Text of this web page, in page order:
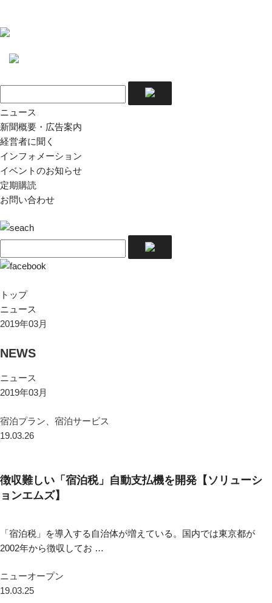
ニュース
新聞概要・広告案内
経営者に聞く
インフォメーション
イベントのお知らせ
定期購読
お問い合わせ
トップ
ニュース
2019年03月
NEWS
ニュース
2019年03月
宿泊プラン、宿泊サービス
19.03.26
徴収難しい「宿泊税」自動支払機を開発【ソリューシ
ョンエムズ】
「宿泊税」を導入する自治体が増えている。国内では東京都が
2002年から徴収してお …
ニューオープン
19.03.25